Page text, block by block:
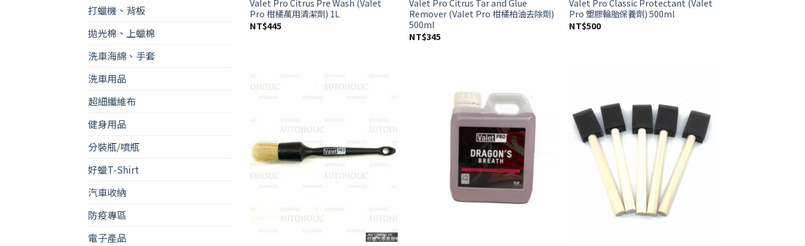
打蠟機、背板
拋光棉、上蠟棉
洗車海綿、手套
洗車用品
超細纖維布
健身用品
分裝瓶/噴瓶
好蠟T-Shirt
汽車收納
防疫專區
電子產品
Valet Pro Citrus Pre Wash (Valet
Pro 柑橘萬用清潔劑) 1L
NT$445
Valet Pro Citrus Tar and Glue
Remover (Valet Pro 柑橘柏油去除劑)
500ml
NT$345
Valet Pro Classic Protectant (Valet
Pro 塑膠輪胎保養劑) 500ml
NT$500
Add to
wishlist